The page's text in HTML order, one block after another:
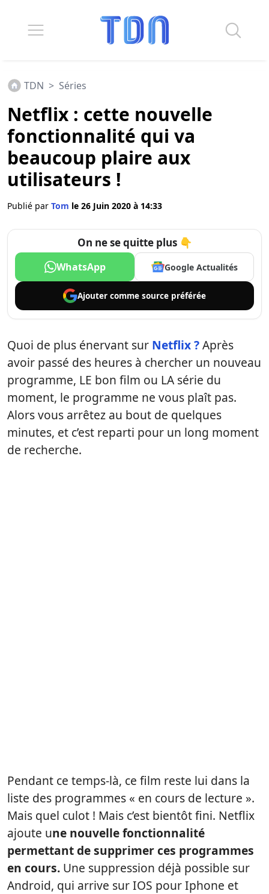
TDN > Séries
Netflix : cette nouvelle
fonctionnalité qui va
beaucoup plaire aux
utilisateurs !
Publié par Tom le 26 Juin 2020 à 14:33
On ne se quitte plus 👇
WhatsApp Google Actualités
Ajouter comme source préférée
Quoi de plus énervant sur Netflix ?Après
avoir passé des heures à chercher un nouveau
programme, LE bon film ou LA série du
moment, le programme ne vous plaît pas.
Alors vous arrêtez au bout de quelques
minutes, et c’est reparti pour un long moment
de recherche.
Pendant ce temps-là, ce film reste lui dans la
liste des programmes « en cours de lecture ».
Mais quel culot ! Mais c’est bientôt fini. Netflix
ajoute une nouvelle fonctionnalité
permettant de supprimer ces programmes
en cours. Une suppression déjà possible sur
Android, qui arrive sur IOS pour Iphone et